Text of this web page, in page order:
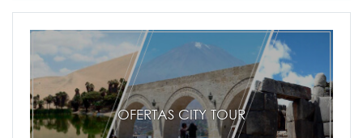
OFERTAS CITY TOUR